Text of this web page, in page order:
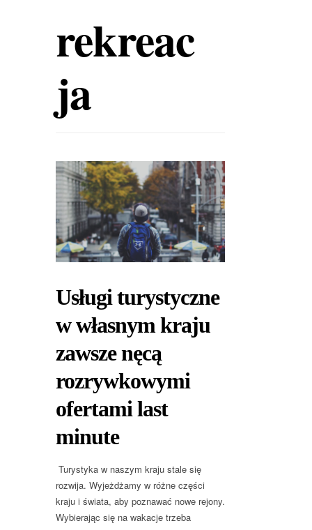
rekreac
ja
Usługi turystyczne
w własnym kraju
zawsze nęcą
rozrywkowymi
ofertami last
minute
Turystyka w naszym kraju stale się
rozwija. Wyjeżdżamy w różne części
kraju i świata, aby poznawać nowe rejony.
Wybierając się na wakacje trzeba